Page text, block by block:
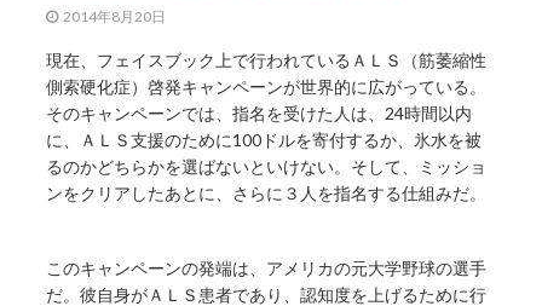
2014年8月20日
現在、フェイスブック上で行われているＡＬＳ（筋萎縮性
側索硬化症）啓発キャンペーンが世界的に広がっている。
そのキャンペーンでは、指名を受けた人は、24時間以内
に、ＡＬＳ支援のために100ドルを寄付するか、氷水を被
るのかどちらかを選ばないといけない。そして、ミッショ
ンをクリアしたあとに、さらに３人を指名する仕組みだ。
このキャンペーンの発端は、アメリカの元大学野球の選手
だ。彼自身がＡＬＳ患者であり、認知度を上げるために行